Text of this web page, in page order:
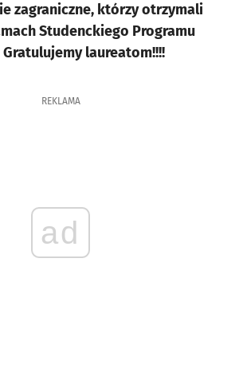
zagraniczne, którzy otrzymali
Studenckiego Programu
laureatom!!!!
REKLAMA
ad